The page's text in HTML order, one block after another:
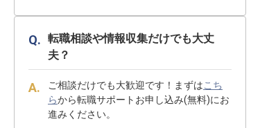
転職相談や情報収集だけでも大丈
夫？
ご相談だけでも大歓迎です！まずはこち
らから転職サポートお申し込み(無料)にお
進みください。